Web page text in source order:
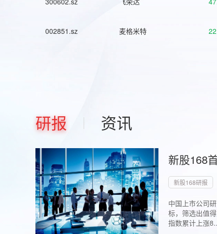
002851.sz 麦格米特
研报 资讯
新股168
新股168研报
中国上市公司
标，筛选出值
指数累计上涨